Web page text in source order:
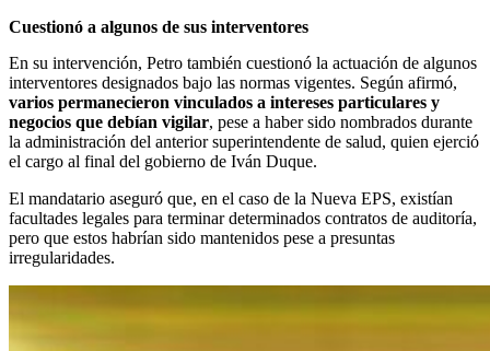
Cuestionó a algunos de sus interventores
En su intervención, Petro también cuestionó la actuación de algunos
interventores designados bajo las normas vigentes. Según afirmó,
varios permanecieron vinculados a intereses particulares y
negocios que debían vigilar, pese a haber sido nombrados durante
la administración del anterior superintendente de salud, quien ejerció
el cargo al final del gobierno de Iván Duque.
El mandatario aseguró que, en el caso de la Nueva EPS, existían
facultades legales para terminar determinados contratos de auditoría,
pero que estos habrían sido mantenidos pese a presuntas
irregularidades.